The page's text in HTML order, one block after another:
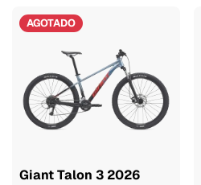
AGOTADO
Giant Talon 3 2026